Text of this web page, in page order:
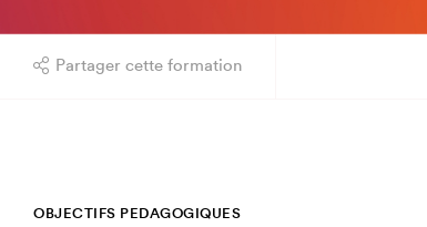
Partager cette formation
OBJECTIFS PEDAGOGIQUES